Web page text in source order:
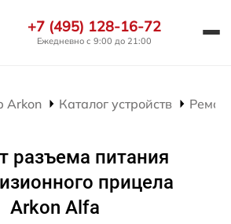
+7 (495) 128-16-72
Ежедневно с 9:00 до 21:00
Arkon Каталог устройств
разъема питания
прицела
Arkon Alfa